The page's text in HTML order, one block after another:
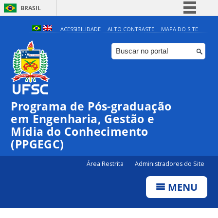
BRASIL
Simplifique!
Comunica BR
Participe
Canais
ACESSIBILIDADE ALTO CONTRASTE MAPA DO SITE
Programa de Pós-graduação
em Engenharia, Gestão e
Mídia do Conhecimento
(PPGEGC)
Área Restrita Administradores do Site
MENU